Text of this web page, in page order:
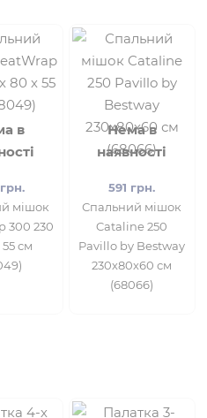
в
мішок
300 230
55 см
Нема в
наявності
591 грн.
Спальний мішок
Cataline 250
Pavillo by Bestway
230х80х60 см
(68066)